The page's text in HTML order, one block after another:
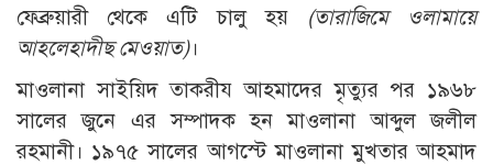
ফেব্রুয়ারী থেকে এটি চালু হয় (তারাজিমে ওলামায়ে
আহলেহাদীছ মেওয়াত)।
মাওলানা সাইয়িদ তাকরীয আহমাদের মৃত্যুর পর ১৯৬৮
সালের জুনে এর সম্পাদক হন মাওলানা আব্দুল জলীল
রহমানী। ১৯৭৫ সালের আগস্টে মাওলানা মুখতার আহমাদ